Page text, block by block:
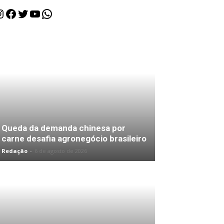
Facebook
Twitter
Youtube
WhatsApp
Queda da demanda chinesa por
carne desafia agronegócio brasileiro
Redação -